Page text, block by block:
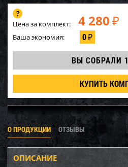
Цена за комплект: 4 280 ₽
Ваша экономия: 0₽
ВЫ СОБРАЛИ
КУПИТЬ
О ПРОДУКЦИИ ОТЗЫВЫ
ОПИСАНИЕ